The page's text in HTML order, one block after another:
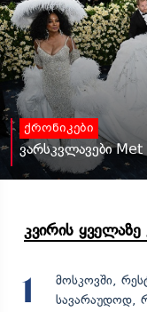
ქრონიკები
ვარსკვლავები
კვირის ყველაზე
1
მოსკოვში,
სავარაუდოდ,